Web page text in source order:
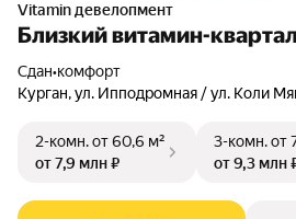
Vitamin девелопмент
Близкий витамин-квартал
Сдан•комфорт
Курган, ул. Ипподромная / ул. Коли
2-комн.от 60,6 м²
от 7,9 млн ₽
3-комн.от
от 9,3 млн